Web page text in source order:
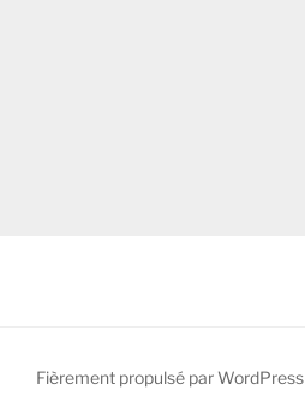
Fièrement propulsé par WordPress